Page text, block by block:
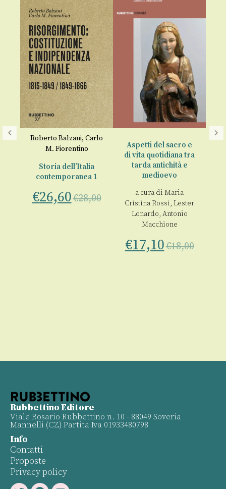
Roberto Balzani, Carlo
M. Fiorentino
Storia dell’Italia
contemporanea 1
€26,60€28,00
Aspetti del sacro e
di vita quotidiana tra
tarda antichità e
medioevo
a cura di Maria
Cristina Rossi, Lester
Lonardo, Antonio
Macchione
€17,10€18,00
Rubbettino Editore
Viale Rosario Rubbettino n. 10 - 88049 Soveria
Mannelli (CZ) Partita Iva 01933480798
Info
Contatti
Proposte
Privacy policy